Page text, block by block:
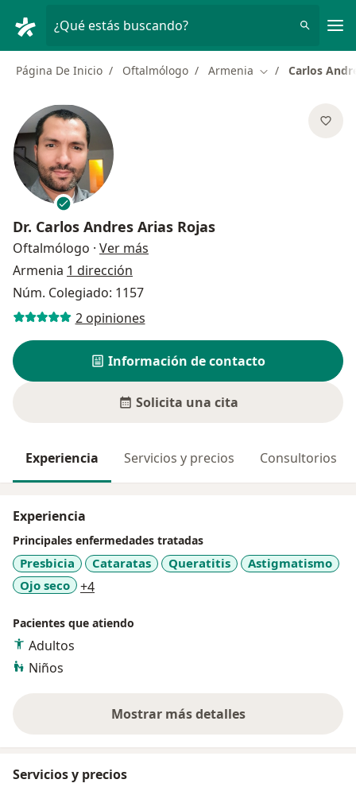
¿Qué estás buscando?
Página De Inicio Oftalmólogo Armenia Cambiar de
Carlos
Dr. Carlos Andres Arias Rojas
Oftalmólogo · Ver más
Armenia 1 dirección
Núm. Colegiado: 1157
2 opiniones
Información de contacto
Solicita una cita
Experiencia Servicios y precios Consultorios
Experiencia
Principales enfermedades tratadas
Presbicia Cataratas Queratitis
Astigmatismo
Ojo seco
+4a11y_sr_more_diseases
Pacientes que atiendo
Adultos
Niños
Mostrar más detalles
sobre la experiencia
Servicios y precios